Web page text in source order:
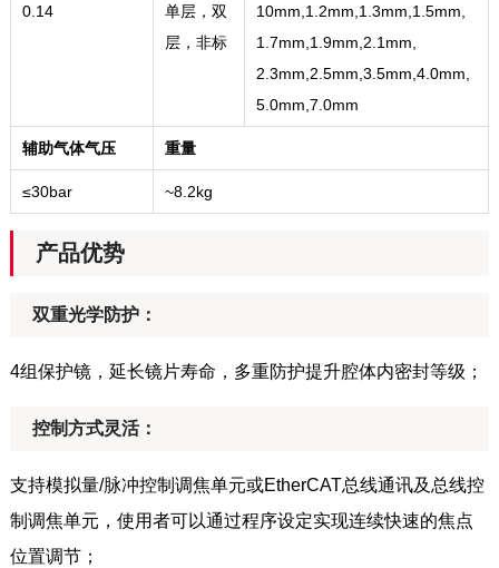
0.14
单层，双
层，非标
10mm,1.2mm,1.3mm,1.5mm,
1.7mm,1.9mm,2.1mm,
2.3mm,2.5mm,3.5mm,4.0mm,
5.0mm,7.0mm
辅助气体气压 重量
≤30bar ~8.2kg
产品优势
双重光学防护：
4组保护镜，延长镜片寿命，多重防护提升腔体内密封等级；
控制方式灵活：
支持模拟量/脉冲控制调焦单元或EtherCAT总线通讯及总线控
制调焦单元，使用者可以通过程序设定实现连续快速的焦点
位置调节；